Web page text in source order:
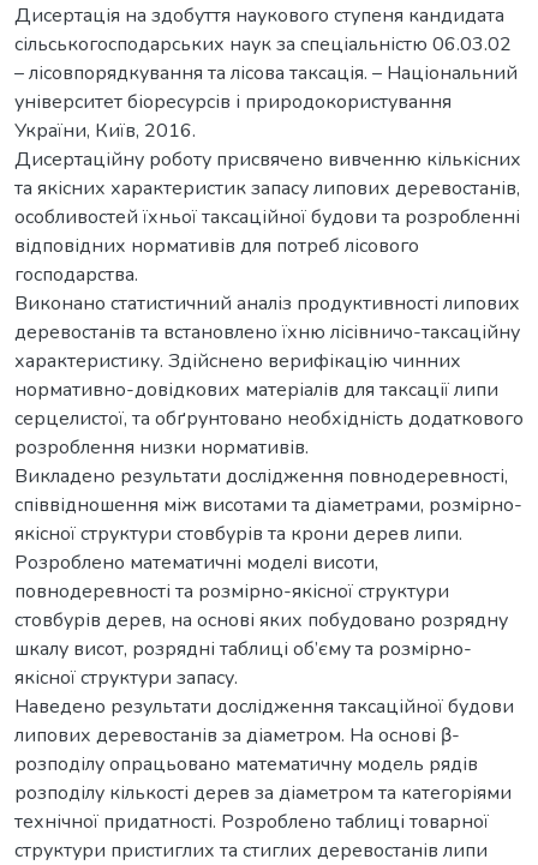
Дисертація на здобуття наукового ступеня кандидата
сільськогосподарських наук за спеціальністю 06.03.02
– лісовпорядкування та лісова таксація. – Національний
університет біоресурсів і природокористування
України, Київ, 2016.
Дисертаційну роботу присвячено вивченню кількісних
та якісних характеристик запасу липових деревостанів,
особливостей їхньої таксаційної будови та розробленні
відповідних нормативів для потреб лісового
господарства.
Виконано статистичний аналіз продуктивності липових
деревостанів та встановлено їхню лісівничо-таксаційну
характеристику. Здійснено верифікацію чинних
нормативно-довідкових матеріалів для таксації липи
серцелистої, та обґрунтовано необхідність додаткового
розроблення низки нормативів.
Викладено результати дослідження повнодеревності,
співвідношення між висотами та діаметрами, розмірно-
якісної структури стовбурів та крони дерев липи.
Розроблено математичні моделі висоти,
повнодеревності та розмірно-якісної структури
стовбурів дерев, на основі яких побудовано розрядну
шкалу висот, розрядні таблиці об’єму та розмірно-
якісної структури запасу.
Наведено результати дослідження таксаційної будови
липових деревостанів за діаметром. На основі β-
розподілу опрацьовано математичну модель рядів
розподілу кількості дерев за діаметром та категоріями
технічної придатності. Розроблено таблиці товарної
структури пристиглих та стиглих деревостанів липи